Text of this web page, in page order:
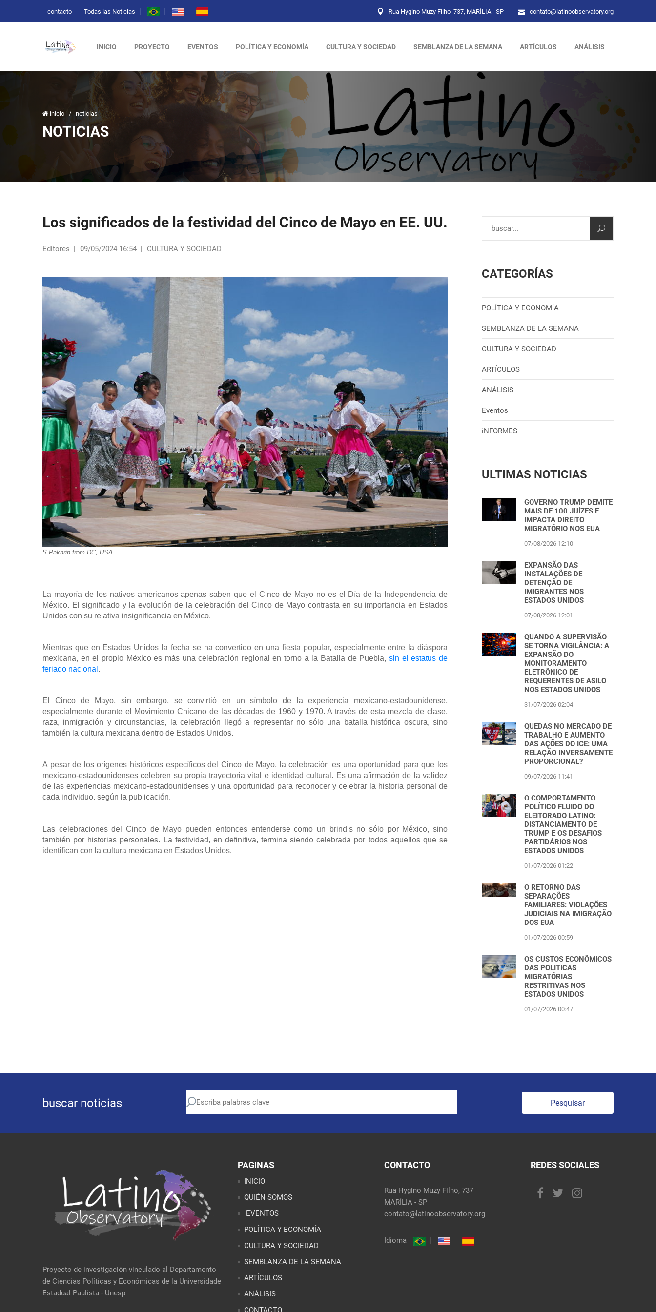
contacto Todas las Noticias Rua Hygino Muzy Filho, 737, MARÍLIA - SP contato@latinoobservatory.org
INICIO PROYECTO EVENTOS POLÍTICA Y ECONOMÍA CULTURA Y SOCIEDAD SEMBLANZA DE LA SEMANA ARTÍCULOS ANÁLISIS
inicio / noticias
NOTICIAS
Los significados de la festividad del Cinco de Mayo en EE. UU.
Editores | 09/05/2024 16:54 | CULTURA Y SOCIEDAD
S Pakhrin from DC, USA
La mayoría de los nativos americanos apenas saben que el Cinco de Mayo no es el Día de la Independencia de
México. El significado y la evolución de la celebración del Cinco de Mayo contrasta en su importancia en Estados
Unidos con su relativa insignificancia en México.
Mientras que en Estados Unidos la fecha se ha convertido en una fiesta popular, especialmente entre la diáspora
mexicana, en el propio México es más una celebración regional en torno a la Batalla de Puebla,sin el estatus de
feriado nacional .
El Cinco de Mayo, sin embargo, se convirtió en un símbolo de la experiencia mexicano-estadounidense,
especialmente durante el Movimiento Chicano de las décadas de 1960 y 1970. A través de esta mezcla de clase,
raza, inmigración y circunstancias, la celebración llegó a representar no sólo una batalla histórica oscura, sino
también la cultura mexicana dentro de Estados Unidos.
A pesar de los orígenes históricos específicos del Cinco de Mayo, la celebración es una oportunidad para que los
mexicano-estadounidenses celebren su propia trayectoria vital e identidad cultural. Es una afirmación de la validez
de las experiencias mexicano-estadounidenses y una oportunidad para reconocer y celebrar la historia personal de
cada individuo, según la publicación.
Las celebraciones del Cinco de Mayo pueden entonces entenderse como un brindis no sólo por México, sino
también por historias personales. La festividad, en definitiva, termina siendo celebrada por todos aquellos que se
identifican con la cultura mexicana en Estados Unidos.
CATEGORÍAS
POLÍTICA Y ECONOMÍA
SEMBLANZA DE LA SEMANA
CULTURA Y SOCIEDAD
ARTÍCULOS
ANÁLISIS
Eventos
iNFORMES
ULTIMAS NOTICIAS
GOVERNO TRUMP DEMITE
MAIS DE 100 JUÍZES E
IMPACTA DIREITO
MIGRATÓRIO NOS EUA
07/08/2026 12:10
EXPANSÃO DAS
INSTALAÇÕES DE
DETENÇÃO DE
IMIGRANTES NOS
ESTADOS UNIDOS
07/08/2026 12:01
QUANDO A SUPERVISÃO
SE TORNA VIGILÂNCIA: A
EXPANSÃO DO
MONITORAMENTO
ELETRÔNICO DE
REQUERENTES DE ASILO
NOS ESTADOS UNIDOS
31/07/2026 02:04
QUEDAS NO MERCADO DE
TRABALHO E AUMENTO
DAS AÇÕES DO ICE: UMA
RELAÇÃO INVERSAMENTE
PROPORCIONAL?
09/07/2026 11:41
O COMPORTAMENTO
POLÍTICO FLUIDO DO
ELEITORADO LATINO:
DISTANCIAMENTO DE
TRUMP E OS DESAFIOS
PARTIDÁRIOS NOS
ESTADOS UNIDOS
01/07/2026 01:22
O RETORNO DAS
SEPARAÇÕES
FAMILIARES: VIOLAÇÕES
JUDICIAIS NA IMIGRAÇÃO
DOS EUA
01/07/2026 00:59
OS CUSTOS ECONÔMICOS
DAS POLÍTICAS
MIGRATÓRIAS
RESTRITIVAS NOS
ESTADOS UNIDOS
01/07/2026 00:47
buscar noticias Pesquisar
Proyecto de investigación vinculado al Departamento
de Ciencias Políticas y Económicas de la Universidade
Estadual Paulista - Unesp
PAGINAS
INICIO
QUIÉN SOMOS
EVENTOS
POLÍTICA Y ECONOMÍA
CULTURA Y SOCIEDAD
SEMBLANZA DE LA SEMANA
ARTÍCULOS
ANÁLISIS
CONTACTO
CONTACTO
Rua Hygino Muzy Filho, 737
MARÍLIA - SP
contato@latinoobservatory.org
Idioma
REDES SOCIALES